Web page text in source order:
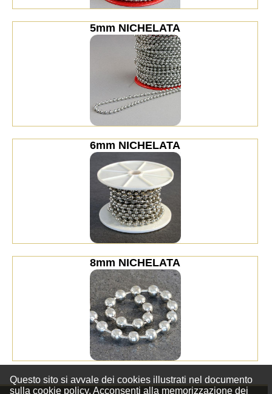
Questo sito si avvale dei cookies illustrati nel documento
sulla cookie policy. Acconsenti alla memorizzazione dei
5mm NICHELATA
6mm NICHELATA
8mm NICHELATA